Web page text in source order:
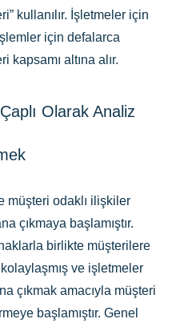
kullanılır. İşletmeler için
için defalarca
kapsamı altına alır.
Olarak Analiz
müşteri odaklı ilişkiler
çıkmaya başlamıştır.
birlikte müşterilere
ve işletmeler
çıkmak amacıyla müşteri
başlamıştır. Genel